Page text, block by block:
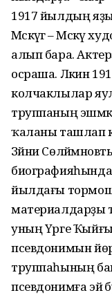
1917 йылдың
Мәскәүгә – Мәскәү
алып бара.
осраша. Ләкин
колчаклылар
труппаның
ҡаланы ташлап
Зәйни
йылдағы
материалдарҙы
уның Үрге
псевдонимын
труппаһының
псевдонимға эйә